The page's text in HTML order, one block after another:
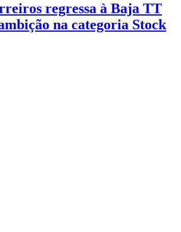
regressa à Baja TT
na categoria Stock